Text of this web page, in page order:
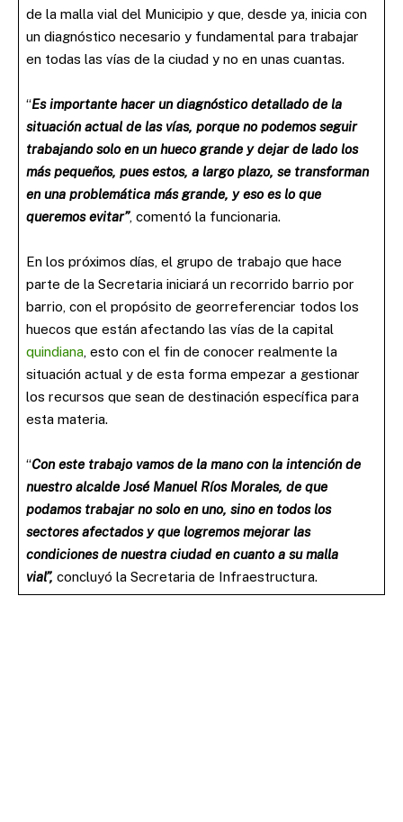
de la malla vial del Municipio y que, desde ya, inicia con
un diagnóstico necesario y fundamental para trabajar
en todas las vías de la ciudad y no en unas cuantas.
“Es importante hacer un diagnóstico detallado de la
situación actual de las vías, porque no podemos seguir
trabajando solo en un hueco grande y dejar de lado los
más pequeños, pues estos, a largo plazo, se transforman
en una problemática más grande, y eso es lo que
queremos evitar”, comentó la funcionaria.
En los próximos días, el grupo de trabajo que hace
parte de la Secretaria iniciará un recorrido barrio por
barrio, con el propósito de georreferenciar todos los
huecos que están afectando las vías de la capital
quindiana, esto con el fin de conocer realmente la
situación actual y de esta forma empezar a gestionar
los recursos que sean de destinación específica para
esta materia.
“Con este trabajo vamos de la mano con la intención de
nuestro alcalde José Manuel Ríos Morales, de que
podamos trabajar no solo en uno, sino en todos los
sectores afectados y que logremos mejorar las
condiciones de nuestra ciudad en cuanto a su malla
vial”, concluyó la Secretaria de Infraestructura.